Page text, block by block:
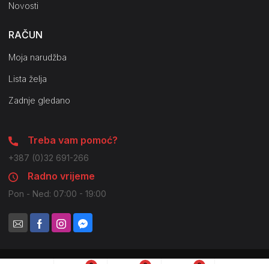
Novosti
RAČUN
Moja narudžba
Lista želja
Zadnje gledano
Treba vam pomoć?
+387 (0)32 691-266
Radno vrijeme
Pon - Ned: 07:00 - 19:00